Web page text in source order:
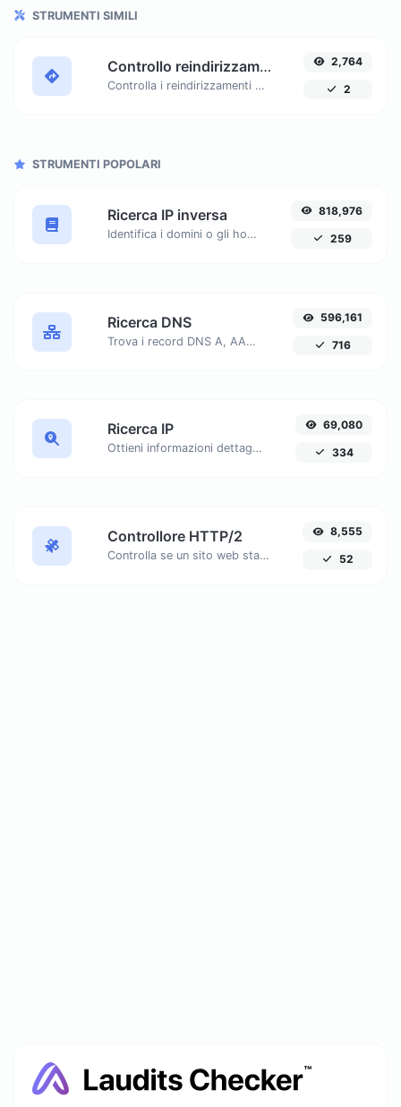
STRUMENTI SIMILI
Controllo reindirizzamento URL
Controlla i reindirizzamenti 301 e 302 di un URL specifico. Verificherà fino a 10 reindirizzamenti. Assicura un SEO ottimale e un'esperienza utente monitorando fino a 10 reindirizzamenti.
2,764
2
STRUMENTI POPOLARI
Ricerca IP inversa
Identifica i domini o gli host associati a un indirizzo IP specifico. Ottieni informazioni dettagliate sull'host connesso a un dato IP.
818,976
259
Ricerca DNS
Trova i record DNS A, AAAA, CNAME, MX, NS, TXT, SOA di un host.
596,161
716
Ricerca IP
Ottieni informazioni dettagliate su qualsiasi indirizzo IP, inclusi geolocalizzazione, dettagli ISP e altro ancora.
69,080
334
Controllore HTTP/2
Controlla se un sito web sta utilizzando il nuovo protocollo HTTP/2 o meno. Scopri perché migrare a HTTPS è essenziale per sfruttare appieno HTTP/2.
8,555
52